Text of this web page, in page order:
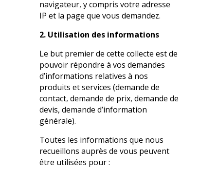
navigateur, y compris votre adresse
IP et la page que vous demandez.
2. Utilisation des informations
Le but premier de cette collecte est de
pouvoir répondre à vos demandes
d’informations relatives à nos
produits et services (demande de
contact, demande de prix, demande de
devis, demande d’information
générale).
Toutes les informations que nous
recueillons auprès de vous peuvent
être utilisées pour :